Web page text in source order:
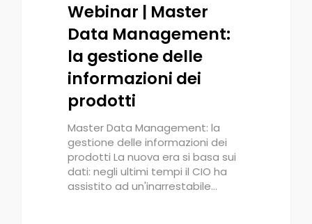
Webinar | Master
Data Management:
la gestione delle
informazioni dei
prodotti
Master Data Management: la
gestione delle informazioni dei
prodotti La nuova era si basa sui
dati: negli ultimi tempi il CIO ha
assistito ad un'inarrestabile…